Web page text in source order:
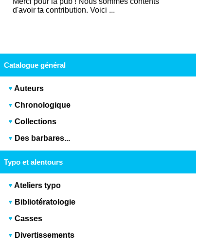
d'avoir ta contribution. Voici ...
Catalogue général
Auteurs
Chronologique
Collections
Des barbares...
Typo et alentours
Ateliers typo
Bibliotératologie
Casses
Divertissements